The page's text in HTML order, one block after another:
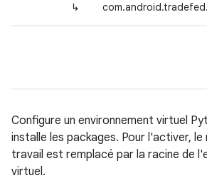
↳
Configure un environnement virtuel
installe les packages. Pour l'activer,
travail est remplacé par la racine de
virtuel.